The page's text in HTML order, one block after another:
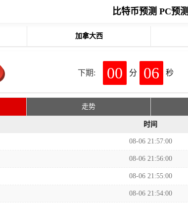
比特币预测 PC预测
加拿大西
下期: 00 分 06 秒
走势
时间
08-06 21:57:00
08-06 21:56:00
08-06 21:55:00
08-06 21:54:00